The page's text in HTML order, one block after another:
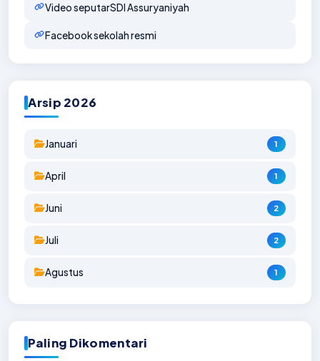
Video seputarSDI Assuryaniyah
Facebook sekolah resmi
Arsip 2026
Januari 1
April 1
Juni 2
Juli 2
Agustus 1
Paling Dikomentari